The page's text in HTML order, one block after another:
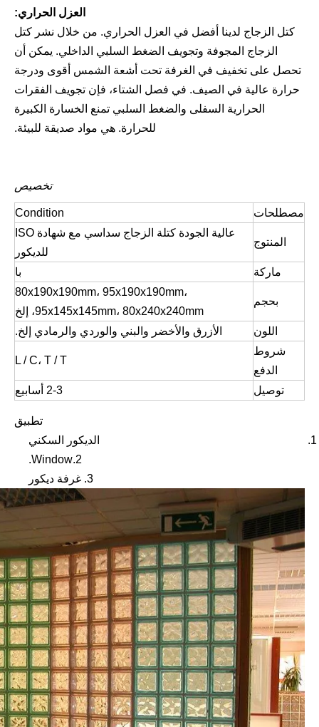
العزل الحراري:
كتل الزجاج لدينا أفضل في العزل الحراري. من خلال نشر كتل
الزجاج المجوفة وتجويف الضغط السلبي الداخلي. يمكن أن
تحصل على تخفيف في الغرفة تحت أشعة الشمس أقوى ودرجة
حرارة عالية في الصيف. في فصل الشتاء، فإن تجويف الفقرات
الحرارية السفلى والضغط السلبي تمنع الخسارة الكبيرة
للحرارة. هي مواد صديقة للبيئة.
تخصيص
مصطلحات Condition
المنتوج
عالية الجودة كتلة الزجاج سداسي مع شهادة ISO
للديكور
ماركة
با
بحجم
80x190x190mm، 95x190x190mm،
95x145x145mm، 80x240x240mm، إلخ
اللون
الأزرق والأخضر والبني والوردي والرمادي إلخ.
شروط
الدفع
L / C، T / T
توصيل 2-3 أسابيع
تطبيق
الديكور السكني
2.Window.
3. غرفة ديكور